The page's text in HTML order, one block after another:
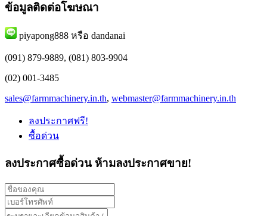
ข้อมูลติดต่อโฆษณา
piyapong888 หรือ dandanai
(091) 879-9889, (081) 803-9904
(02) 001-3485
sales@farmmachinery.in.th, webmaster@farmmachinery.in.th
ลงประกาศฟรี!
ซื้อด่วน
ลงประกาศซื้อด่วน ห้ามลงประกาศขาย!